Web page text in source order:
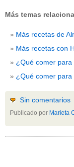
Más temas
Más recetas de
Más recetas con
¿Qué comer
¿Qué comer
Sin comentarios
Publicado por Marieta